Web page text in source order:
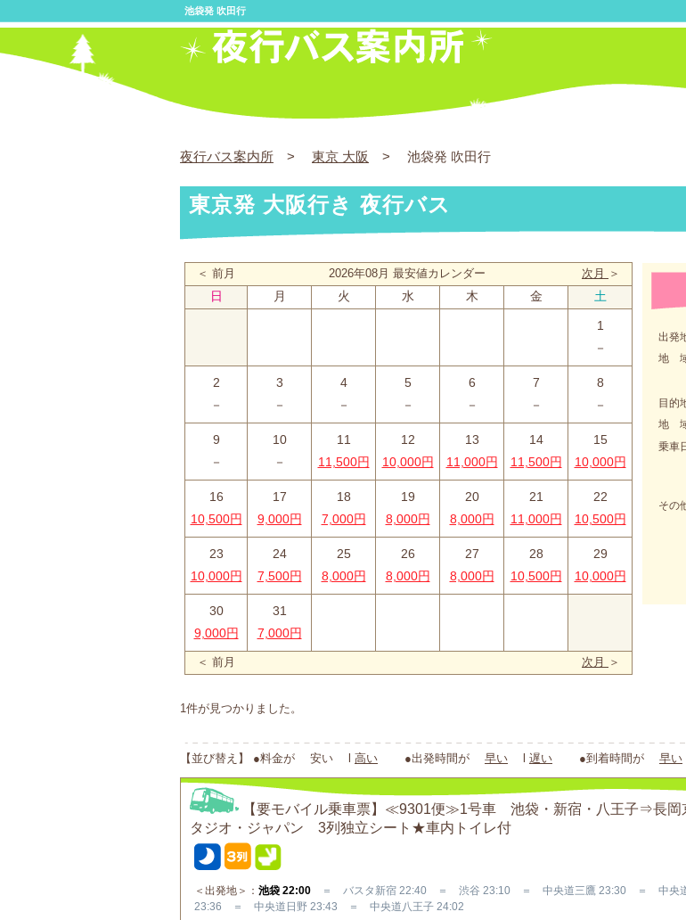
池袋発 吹田行
夜行バス案内所 > 東京 大阪 > 池袋発 吹田行
東京発 大阪行き 夜行バス
＜ 前月 2026年08月 最安値カレンダー 次月 ＞
日 月 火 水 木 金 土
1
－
2
－
3
－
4
－
5
－
6
－
7
－
8
－
9
－
10
－
11
11,500円
12
10,000円
13
11,000円
14
11,500円
15
10,000円
16
10,500円
17
9,000円
18
7,000円
19
8,000円
20
8,000円
21
11,000円
22
10,500円
23
10,000円
24
7,500円
25
8,000円
26
8,000円
27
8,000円
28
10,500円
29
10,000円
30
9,000円
31
7,000円
＜ 前月 次月 ＞
出発
地
目的
地
乗車
その
1件が見つかりました。
【並び替え】 ●料金が 安い l 高い ●出発時間が 早い 遅い ●到着時間が 早い
【要モバイル乗車票】≪9301便≫1号車 池袋・新宿・八王子⇒長岡
タジオ・ジャパン 3列独立シート★車内トイレ付
＜出発地＞： 池袋 22:00 ＝ バスタ新宿 22:40 ＝ 渋谷 23:10 ＝ 中央道三鷹 23:30 ＝ 中央
23:36 ＝ 中央道日野 23:43 ＝ 中央道八王子 24:02